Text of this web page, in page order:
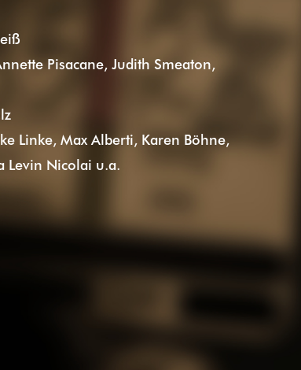
Pisacane, Judith Smeaton,
Linke, Max Alberti, Karen Böhne,
Levin Nicolai u.a.